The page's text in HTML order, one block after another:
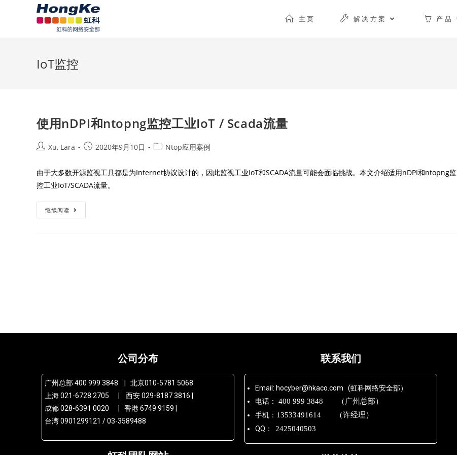
主页 解决方案 产品
IoT监控
使用nDPI和ntopng监控工业IoT / Scada流量
Xu, Lara 2020年9月10日 Ntop应用案例
由于大多数开源监视工具都是为Internet协议设计的，因此监视工业IoT和SCADA流量可能会面临挑战。本文介绍适用nDPI和ntopng监
控工业IoT/SCADA流量。
继续阅读
公司分布
广州总部 400 999 3848 | 北京010-5781 5068
上海 021-6728 2705 | 西安 029-8187 3816 |
成都 028-6391 0020 | 香港 6749 9159 |
台湾 0901299121 / 03-3589488
联系我们
Email: hocyber@hkaco.com (虹科网络安全部）
电话：
400 999 3848 （广州总部）
手机： 13533491614 （许经理）
QQ： 2425040503